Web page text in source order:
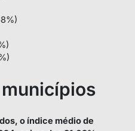
o índice médio de